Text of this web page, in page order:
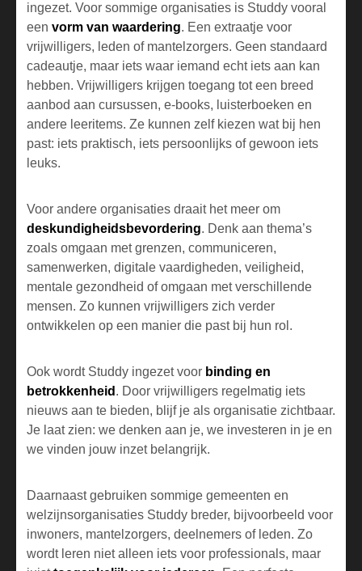
ingezet. Voor sommige organisaties is Studdy vooral
een vorm van waardering. Een extraatje voor
vrijwilligers, leden of mantelzorgers. Geen standaard
cadeautje, maar iets waar iemand echt iets aan kan
hebben. Vrijwilligers krijgen toegang tot een breed
aanbod aan cursussen, e-books, luisterboeken en
andere leeritems. Ze kunnen zelf kiezen wat bij hen
past: iets praktisch, iets persoonlijks of gewoon iets
leuks.
Voor andere organisaties draait het meer om
deskundigheidsbevordering. Denk aan thema’s
zoals omgaan met grenzen, communiceren,
samenwerken, digitale vaardigheden, veiligheid,
mentale gezondheid of omgaan met verschillende
mensen. Zo kunnen vrijwilligers zich verder
ontwikkelen op een manier die past bij hun rol.
Ook wordt Studdy ingezet voor binding en
betrokkenheid . Door vrijwilligers regelmatig iets
nieuws aan te bieden, blijf je als organisatie zichtbaar.
Je laat zien: we denken aan je, we investeren in je en
we vinden jouw inzet belangrijk.
Daarnaast gebruiken sommige gemeenten en
welzijnsorganisaties Studdy breder, bijvoorbeeld voor
inwoners, mantelzorgers, deelnemers of leden. Zo
wordt leren niet alleen iets voor professionals, maar